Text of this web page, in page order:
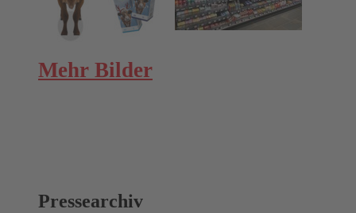
Mehr Bilder
Pressearchiv